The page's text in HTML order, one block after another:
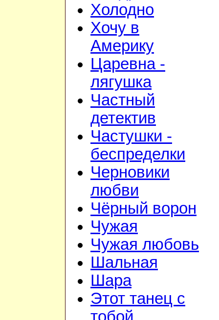
Холодно
Хочу в
Америку
Царевна -
лягушка
Частный
детектив
Частушки -
беспределки
Черновики
любви
Чёрный ворон
Чужая
Чужая любовь
Шальная
Шара
Этот танец с